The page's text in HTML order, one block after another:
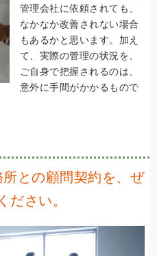
管理会社に依頼されても、
なかなか改善されない場合
もあるかと思います。加え
て、実際の管理の状況を、
ご自身で把握されるのは、
意外に手間がかかるもので
との顧問契約を、ぜ
ださい。